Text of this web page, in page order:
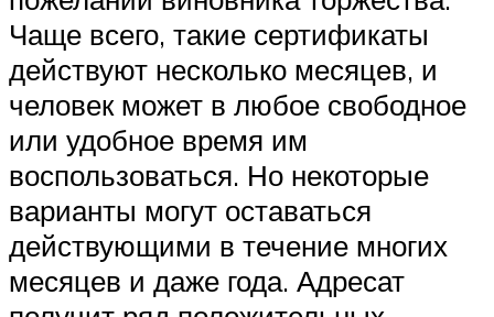
Чаще всего, такие сертификаты
действуют несколько месяцев, и
человек может в любое свободное
или удобное время им
воспользоваться. Но некоторые
варианты могут оставаться
действующими в течение многих
месяцев и даже года. Адресат